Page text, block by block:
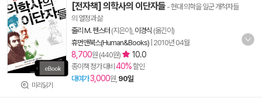
미리읽기
[전자책] 의학사의 이단자들 - 현대 의학을 일군 개척자들
의 열정과 삶
줄리 M. 펜스터 (지은이), 이경식 (옮긴이)
휴먼앤북스(Human&Books) 2010년 04월
8,700원 (440원) 10.0
종이책 정가 대비 40%할인
대여가3,000원, 90일